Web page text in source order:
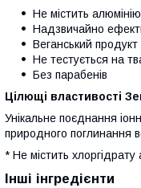
Не містить
Надзвичайно
Веганський продукт
Не тестується на
Без парабенів
Цілющі властивості
Унікальне поєднання
природного поглинання
* Не містить
Інші інгредієнти